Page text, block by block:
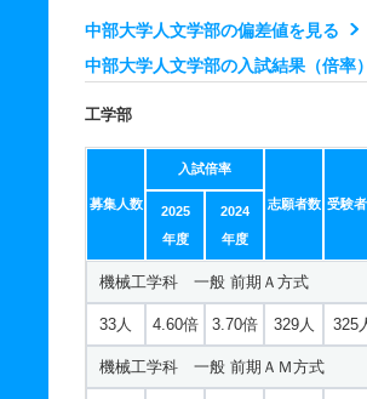
19人 1.40倍 － 21人 21人
日本語日本文化学科 一般 共テ 前期
1.60倍 2.30倍
日本語日本文化学科 一般 ニ 後期
若干名 1.80倍 1.30倍 9人 9人
日本語日本文化学科 一般 ニ 後期
若干名 1.80倍 － 9人 9人
中部大学人文学部の偏差値を見る
中部大学人文学部の入試結果（倍率
工学部
募集人数
入試倍率
志願者数 受験
2025
年度
2024
年度
機械工学科 一般 前期Ａ方式
33人 4.60倍 3.70倍 329人 325
機械工学科 一般 前期ＡＭ方式